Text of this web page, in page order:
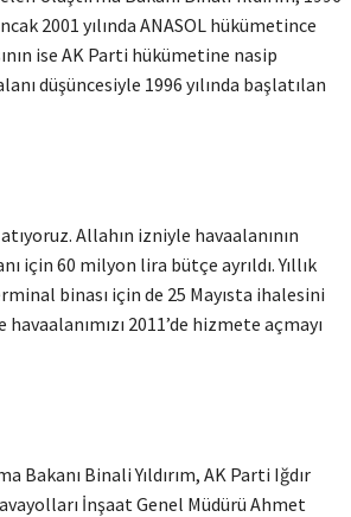
2001 yılında ANASOL hükümetince
ise AK Parti hükümetine nasip
düşüncesiyle 1996 yılında başlatılan
Allahın izniyle havaalanının
için 60 milyon lira bütçe ayrıldı. Yıllık
binası için de 25 Mayısta ihalesini
2011’de hizmete açmayı
Bakanı Binali Yıldırım, AK Parti Iğdır
İnşaat Genel Müdürü Ahmet